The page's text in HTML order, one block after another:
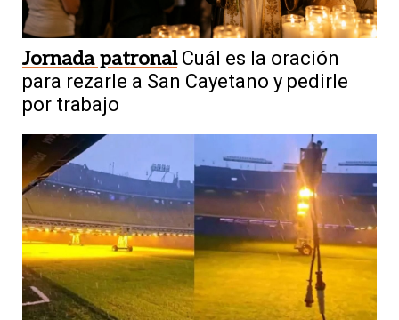
Jornada patronal Cuál es la oración
para rezarle a San Cayetano y pedirle
por trabajo